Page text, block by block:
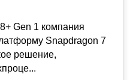
Gen 1 компания
Snapdragon 7
решение,